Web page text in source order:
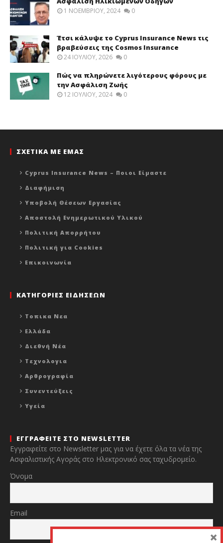
1 ΝΟΕΜΒΡΊΟΥ, 2024 0
Έτσι κάλυψε το Cyprus Insurance News τις
βραβεύσεις της Cosmos Insurance
24 ΙΟΥΛΊΟΥ, 2026 0
Πώς να πληρώνετε λιγότερους φόρους με
την Ασφάλιση Ζωής
12 ΙΟΥΛΊΟΥ, 2024 0
ΣΧΕΤΙΚΑ ΜΕ ΕΜΑΣ
Cyprus Insurance News – Ποιοι Είμαστε
Διαφήμιση
Υποβολή Θέσεων Εργασίας
Αποστολή Ενημερωτικού Υλικού
Πολιτική Απορρήτου
Πολιτική για Cookies
Επικοινωνία
ΚΑΤΗΓΟΡΙΕΣ ΕΙΔΗΣΕΩΝ
Τοπικα Νεα
Ελλάδα
Διεθνή Νέα
Τεχνολογια
Αρθρογραφία
Συνεντεύξεις
Υγεία
ΕΓΓΡΑΦΕΙΤΕ ΣΤΟ NEWSLETTER
Εγγραφείτε στο Newsletter μας για να έχετε όλα τα νέα της
Ασφαλιστικής Αγοράς στο Ηλεκτρονικό σας ταχυδρομείο.
Όνομα
Email
×